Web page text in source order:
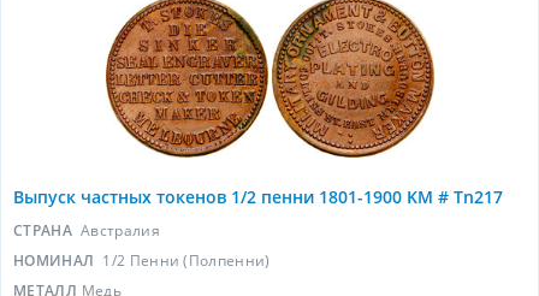
Выпуск частных токенов 1/2 пенни 1801-1900 KM # Tn217
СТРАНА Австралия
НОМИНАЛ 1/2 Пенни (Полпенни)
МЕТАЛЛ Медь